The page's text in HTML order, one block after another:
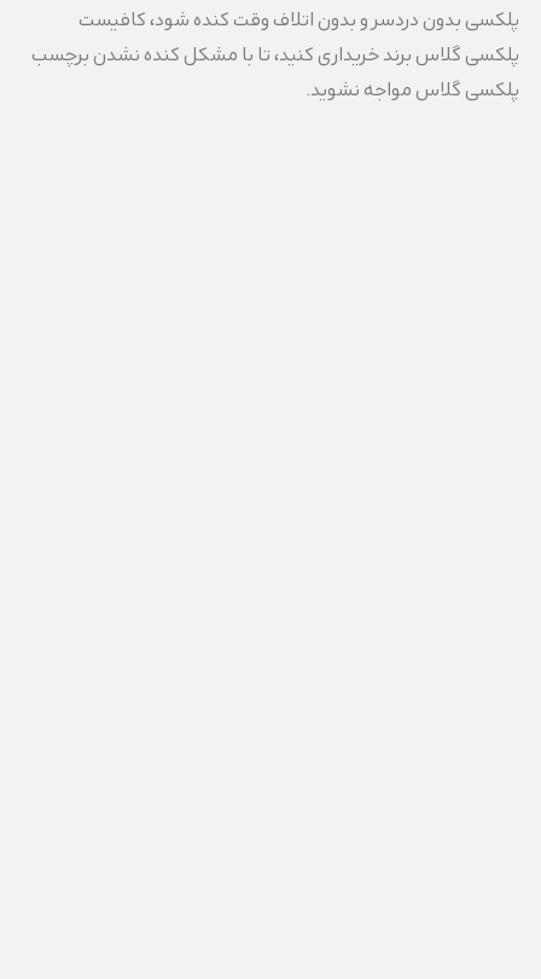
پلکسی بدون دردسر و بدون اتلاف وقت کنده شود، کافیست
پلکسی گلاس برند خریداری کنید، تا با مشکل کنده نشدن برچسب
پلکسی گلاس مواجه نشوید.